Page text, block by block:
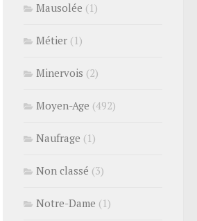
Mausolée (1)
Métier (1)
Minervois (2)
Moyen-Age (492)
Naufrage (1)
Non classé (3)
Notre-Dame (1)